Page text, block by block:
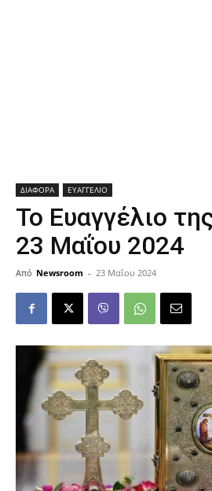
ΔΙΑΦΟΡΑ ΕΥΑΓΓΕΛΙΟ
Το Ευαγγέλιο
23 Μαΐου 2024
Από Newsroom - 23 Μαΐου 2024